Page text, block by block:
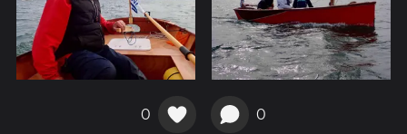
0 0